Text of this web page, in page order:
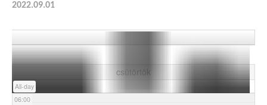
2022.09.01
csütörtök
All-day
04:00
05:00
06:00